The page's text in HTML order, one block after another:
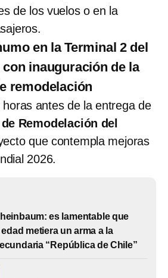
de los vuelos o en la
en la Terminal 2 del
inauguración de la
remodelación
antes de la entrega de
Remodelación del
que contempla mejoras
2026.
es lamentable que
metiera un arma a la
“República de Chile”